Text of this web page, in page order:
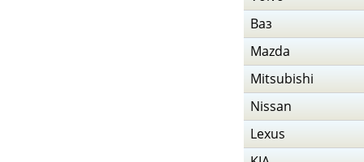
Ваз
Mazda
Mitsubishi
Nissan
Lexus